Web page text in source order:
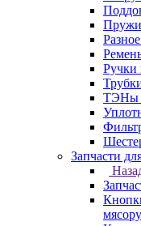
Ручки
ТЭНы
Запчасти